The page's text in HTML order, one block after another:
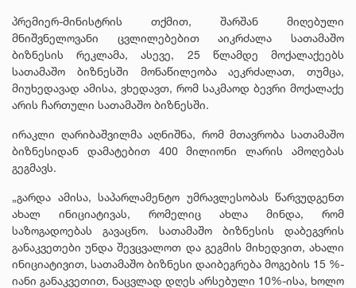
პრემიერ-მინისტრის თქმით, შარშან მიღებული
მნიშვნელოვანი ცვლილებებით აიკრძალა სათამაშო
ბიზნესის რეკლამა, ასევე, 25 წლამდე მოქალაქეებს
სათამაშო ბიზნესში მონაწილეობა აეკრძალათ, თუმცა,
მიუხედავად ამისა, ვხედავთ, რომ საკმაოდ ბევრი მოქალაქე
არის ჩართული სათამაშო ბიზნესში.
ირაკლი ღარიბაშვილმა აღნიშნა, რომ მთავრობა სათამაშო
ბიზნესიდან დამატებით 400 მილიონი ლარის ამოღებას
გეგმავს.
„გარდა ამისა, საპარლამენტო უმრავლესობას წარვუდგენთ
ახალ ინიციატივას, რომელიც ახლა მინდა, რომ
საზოგადოებას გავაცნო. სათამაშო ბიზნესის დაბეგვრის
განაკვეთები უნდა შევცვალოთ და გეგმის მიხედვით, ახალი
ინიციატივით, სათამაშო ბიზნესი დაიბეგრება მოგების 15 %-
იანი განაკვეთით, ნაცვლად დღეს არსებული 10%-ისა, ხოლო